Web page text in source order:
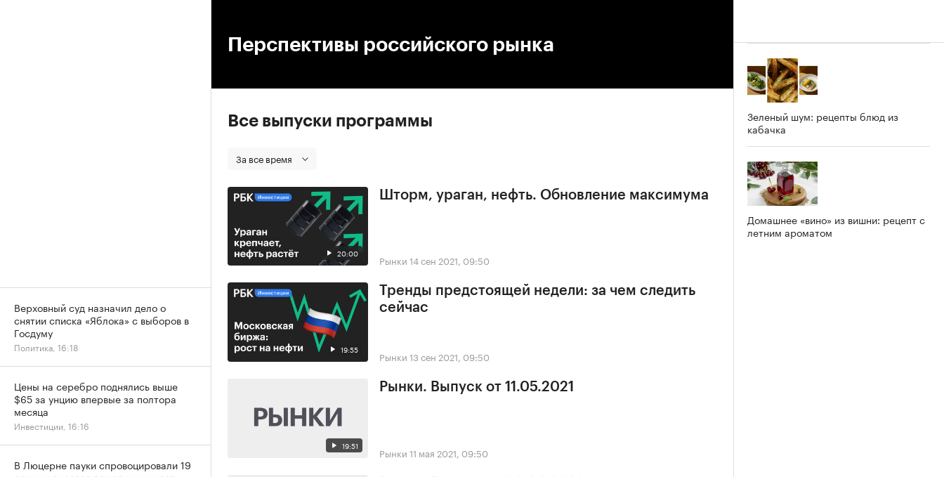
Перспективы российского рынка
Все выпуски программы
За все время
20:00
Шторм, ураган, нефть. Обновление максимума
Рынки 14 сен 2021, 09:50
19:55
Тренды предстоящей недели: за чем следить
сейчас
Рынки 13 сен 2021, 09:50
19:51
Рынки. Выпуск от 11.05.2021
Рынки 11 мая 2021, 09:50
Зеленый шум: рецепты блюд из
кабачка
Домашнее «вино» из вишни: рецепт с
летним ароматом
Верховный суд назначил дело о
снятии списка «Яблока» с выборов в
Госдуму
Политика, 16:18
Цены на серебро поднялись выше
$65 за унцию впервые за полтора
месяца
Инвестиции, 16:16
В Люцерне пауки спровоцировали 19